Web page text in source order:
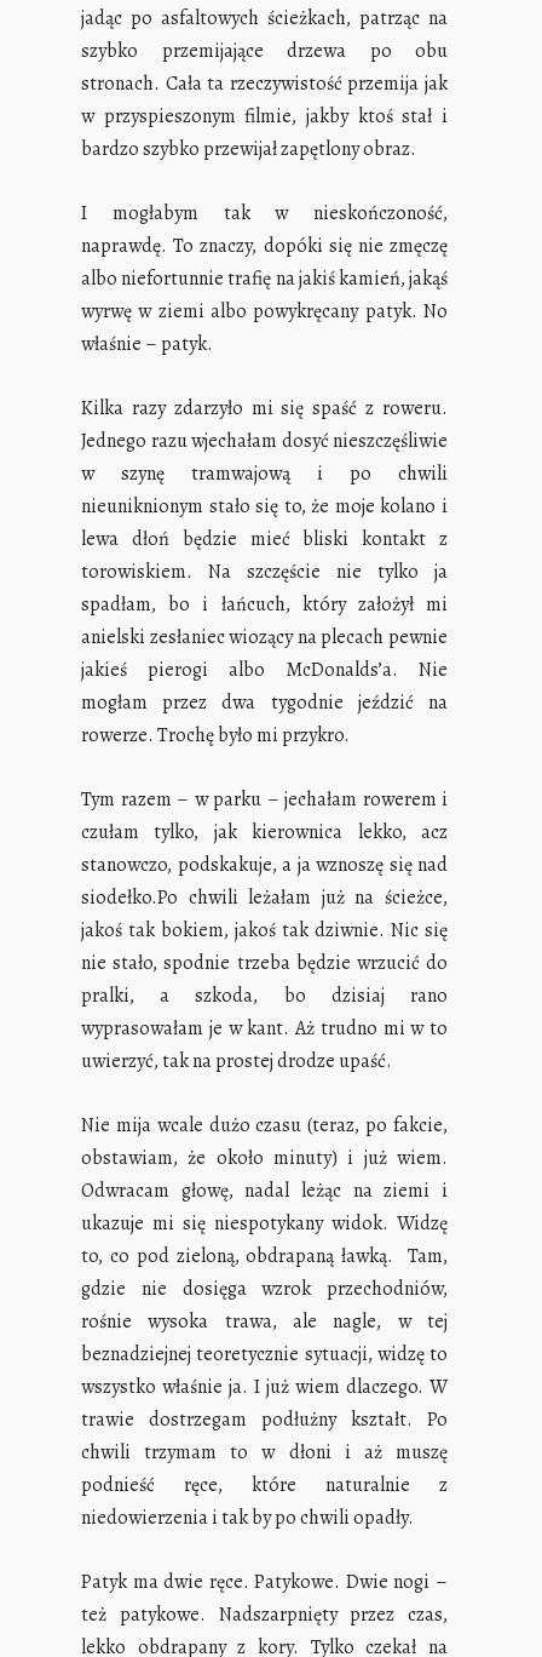
jadąc po asfaltowych ścieżkach, patrząc na
szybko przemijające drzewa po obu
stronach. Cała ta rzeczywistość przemija jak
w przyspieszonym filmie, jakby ktoś stał i
bardzo szybko przewijał zapętlony obraz.
I mogłabym tak w nieskończoność,
naprawdę. To znaczy, dopóki się nie zmęczę
albo niefortunnie trafię na jakiś kamień, jakąś
wyrwę w ziemi albo powykręcany patyk. No
właśnie – patyk.
Kilka razy zdarzyło mi się spaść z roweru.
Jednego razu wjechałam dosyć nieszczęśliwie
w szynę tramwajową i po chwili
nieuniknionym stało się to, że moje kolano i
lewa dłoń będzie mieć bliski kontakt z
torowiskiem. Na szczęście nie tylko ja
spadłam, bo i łańcuch, który założył mi
anielski zesłaniec wiozący na plecach pewnie
jakieś pierogi albo McDonalds’a. Nie
mogłam przez dwa tygodnie jeździć na
rowerze. Trochę było mi przykro.
Tym razem – w parku – jechałam rowerem i
czułam tylko, jak kierownica lekko, acz
stanowczo, podskakuje, a ja wznoszę się nad
siodełko.Po chwili leżałam już na ścieżce,
jakoś tak bokiem, jakoś tak dziwnie. Nic się
nie stało, spodnie trzeba będzie wrzucić do
pralki, a szkoda, bo dzisiaj rano
wyprasowałam je w kant. Aż trudno mi w to
uwierzyć, tak na prostej drodze upaść.
Nie mija wcale dużo czasu (teraz, po fakcie,
obstawiam, że około minuty) i już wiem.
Odwracam głowę, nadal leżąc na ziemi i
ukazuje mi się niespotykany widok. Widzę
to, co pod zieloną, obdrapaną ławką. Tam,
gdzie nie dosięga wzrok przechodniów,
rośnie wysoka trawa, ale nagle, w tej
beznadziejnej teoretycznie sytuacji, widzę to
wszystko właśnie ja. I już wiem dlaczego. W
trawie dostrzegam podłużny kształt. Po
chwili trzymam to w dłoni i aż muszę
podnieść ręce, które naturalnie z
niedowierzenia i tak by po chwili opadły.
Patyk ma dwie ręce. Patykowe. Dwie nogi –
też patykowe. Nadszarpnięty przez czas,
lekko obdrapany z kory. Tylko czekał na